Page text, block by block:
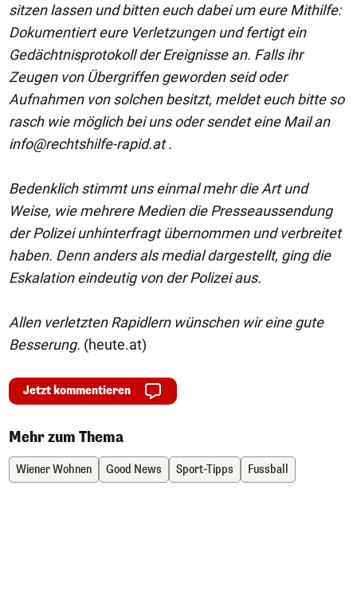
sitzen lassen und bitten euch dabei um eure Mithilfe:
Dokumentiert eure Verletzungen und fertigt ein
Gedächtnisprotokoll der Ereignisse an. Falls ihr
Zeugen von Übergriffen geworden seid oder
Aufnahmen von solchen besitzt, meldet euch bitte so
rasch wie möglich bei uns oder sendet eine Mail an
info@rechtshilfe-rapid.at.
Bedenklich stimmt uns einmal mehr die Art und
Weise, wie mehrere Medien die Presseaussendung
der Polizei unhinterfragt übernommen und verbreitet
haben. Denn anders als medial dargestellt, ging die
Eskalation eindeutig von der Polizei aus.
Allen verletzten Rapidlern wünschen wir eine gute
Besserung. (heute.at)
Jetzt kommentieren
Mehr zum Thema
Wiener Wohnen Good News Sport-Tipps Fussball